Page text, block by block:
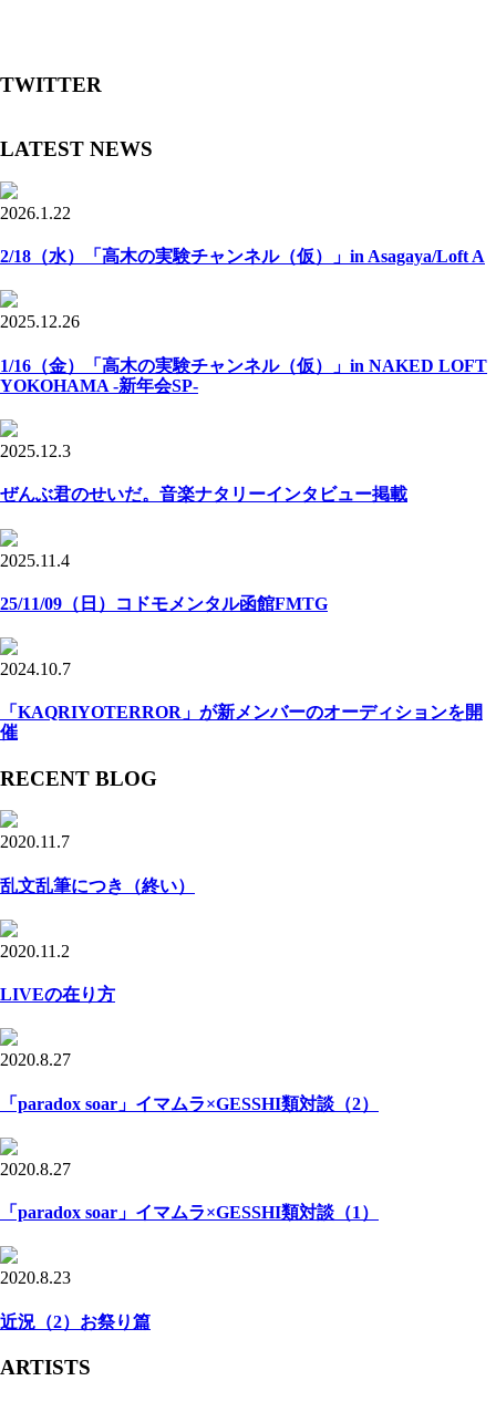
TWITTER
LATEST NEWS
2026.1.22
2/18（水）「高木の実験チャンネル（仮）」in Asagaya/Loft A
2025.12.26
1/16（金）「高木の実験チャンネル（仮）」in NAKED LOFT
YOKOHAMA -新年会SP-
2025.12.3
ぜんぶ君のせいだ。音楽ナタリーインタビュー掲載
2025.11.4
25/11/09（日）コドモメンタル函館FMTG
2024.10.7
「KAQRIYOTERROR」が新メンバーのオーディションを開
催
RECENT BLOG
2020.11.7
乱文乱筆につき（終い）
2020.11.2
LIVEの在り方
2020.8.27
「paradox soar」イマムラ×GESSHI類対談（2）
2020.8.27
「paradox soar」イマムラ×GESSHI類対談（1）
2020.8.23
近況（2）お祭り篇
ARTISTS